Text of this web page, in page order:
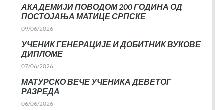
АКАДЕМИЈИ ПОВОДОМ 200 ГОДИНА ОД
ПОСТОЈАЊА МАТИЦЕ СРПСКЕ
09/06/2026
УЧЕНИК ГЕНЕРАЦИЈЕ И ДОБИТНИК ВУКОВЕ
ДИПЛОМЕ
07/06/2026
МАТУРСКО ВЕЧЕ УЧЕНИКА ДЕВЕТОГ
РАЗРЕДА
06/06/2026